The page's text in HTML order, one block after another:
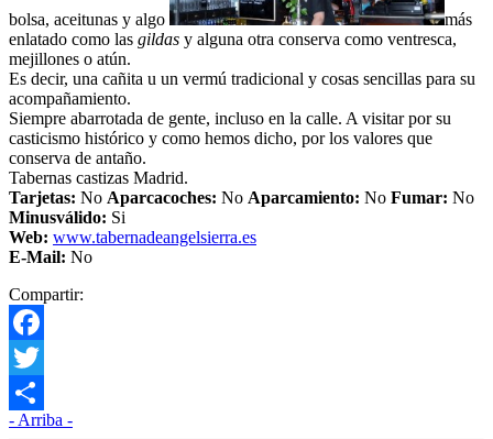
bolsa, aceitunas y algo
más
enlatado como las gildas y alguna otra conserva como ventresca,
mejillones o atún.
Es decir, una cañita u un vermú tradicional y cosas sencillas para su
acompañamiento.
Siempre abarrotada de gente, incluso en la calle. A visitar por su
casticismo histórico y como hemos dicho, por los valores que
conserva de antaño.
Tabernas castizas Madrid.
Tarjetas: No Aparcacoches: No Aparcamiento: No Fumar: No
Minusválido: Si
Web: www.tabernadeangelsierra.es
E-Mail: No
Compartir:
Facebook
Twitter
Compartir
- Arriba -